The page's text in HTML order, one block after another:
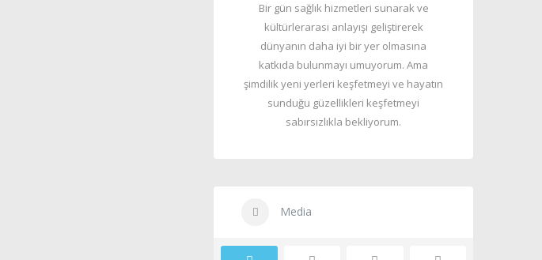
Bir gün sağlık hizmetleri sunarak ve
kültürlerarası anlayışı geliştirerek
dünyanın daha iyi bir yer olmasına
katkıda bulunmayı umuyorum. Ama
şimdilik yeni yerleri keşfetmeyi ve hayatın
sunduğu güzellikleri keşfetmeyi
sabırsızlıkla bekliyorum.
Media